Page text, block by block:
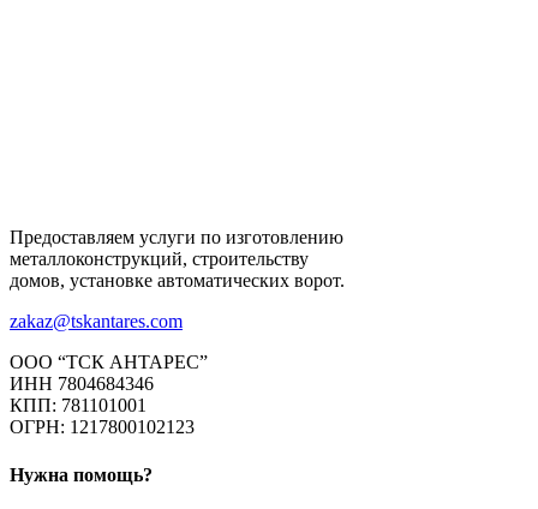
Предоставляем услуги по изготовлению
металлоконструкций, строительству
домов, установке автоматических ворот.
zakaz@tskantares.com
ООО “ТСК АНТАРЕС”
ИНН 7804684346
КПП: 781101001
ОГРН: 1217800102123
Нужна помощь?